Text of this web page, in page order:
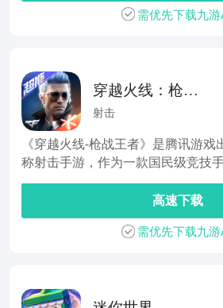
需优先下载九游
穿越火线：枪战
王者
射击
《穿越火线-枪战王者》是腾讯游戏
称射击手游，作为一款国民级竞技
高速下载
需优先下载九游